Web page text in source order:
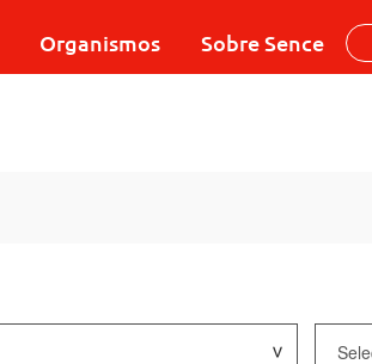
Organismos Sobre Sence